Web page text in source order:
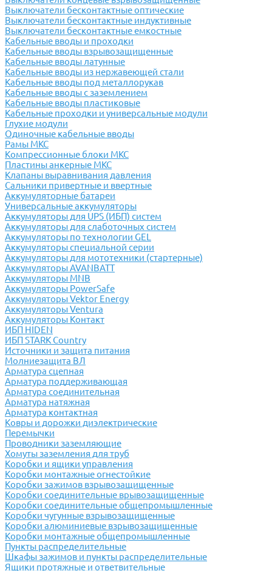
Выключатели бесконтактные оптические
Выключатели бесконтактные индуктивные
Выключатели бесконтактные емкостные
Кабельные вводы и проходки
Кабельные вводы взрывозащищенные
Кабельные вводы латунные
Кабельные вводы из нержавеющей стали
Кабельные вводы под металлорукав
Кабельные вводы с заземлением
Кабельные вводы пластиковые
Кабельные проходки и универсальные модули
Глухие модули
Одиночные кабельные вводы
Рамы МКС
Компрессионные блоки МКС
Пластины анкерные МКС
Клапаны выравнивания давления
Сальники привертные и ввертные
Аккумуляторные батареи
Универсальные аккумуляторы
Аккумуляторы для UPS (ИБП) систем
Аккумуляторы для слаботочных систем
Аккумуляторы по технологии GEL
Аккумуляторы специальной серии
Аккумуляторы для мототехники (стартерные)
Аккумуляторы AVANBATT
Аккумуляторы MNB
Аккумуляторы PowerSafe
Аккумуляторы Vektor Energy
Аккумуляторы Ventura
Аккумуляторы Контакт
ИБП HIDEN
ИБП STARK Country
Источники и защита питания
Молниезащита ВЛ
Арматура сцепная
Арматура поддерживающая
Арматура соединительная
Арматура натяжная
Арматура контактная
Ковры и дорожки диэлектрические
Перемычки
Проводники заземляющие
Хомуты заземления для труб
Коробки и ящики управления
Коробки монтажные огнестойкие
Коробки зажимов взрывозащищенные
Коробки соединительные врывозащищенные
Коробки соединительные общепромышленные
Коробки чугунные взрывозащищенные
Коробки алюминиевые взрывозащищенные
Коробки монтажные общепромышленные
Пункты распределительные
Шкафы зажимов и пункты распределительные
Ящики протяжные и ответвительные